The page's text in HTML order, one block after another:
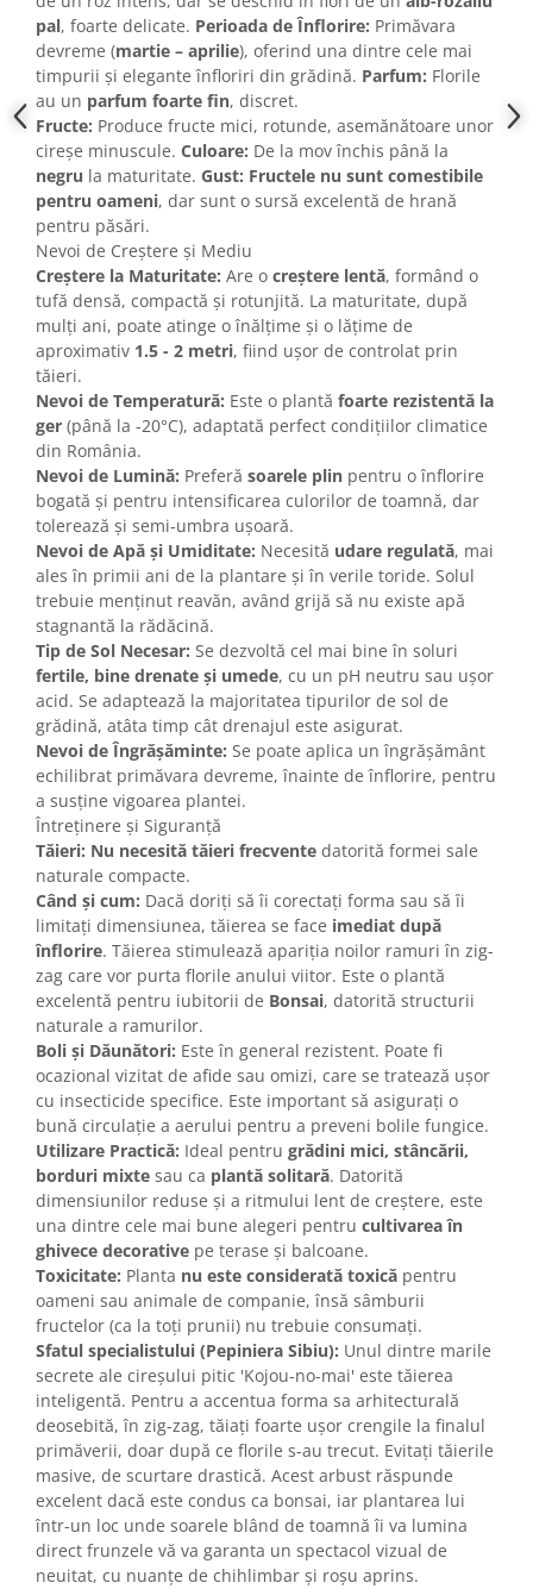
pal, foarte delicate. Perioada de Înflorire: Primăvara
devreme (martie – aprilie), oferind una dintre cele mai
timpurii și elegante înfloriri din grădină. Parfum: Florile
au un parfum foarte fin, discret.
Fructe: Produce fructe mici, rotunde, asemănătoare unor
cireșe minuscule. Culoare: De la mov închis până la
negru la maturitate. Gust: Fructele nu sunt comestibile
pentru oameni, dar sunt o sursă excelentă de hrană
pentru păsări.
Nevoi de Creștere și Mediu
Creștere la Maturitate: Are o creștere lentă, formând o
tufă densă, compactă și rotunjită. La maturitate, după
mulți ani, poate atinge o înălțime și o lățime de
aproximativ 1.5 - 2 metri, fiind ușor de controlat prin
tăieri.
Nevoi de Temperatură: Este o plantă foarte rezistentă la
ger (până la -20°C), adaptată perfect condițiilor climatice
din România.
Nevoi de Lumină: Preferă soarele plin pentru o înflorire
bogată și pentru intensificarea culorilor de toamnă, dar
tolerează și semi-umbra ușoară.
Nevoi de Apă și Umiditate: Necesită udare regulată, mai
ales în primii ani de la plantare și în verile toride. Solul
trebuie menținut reavăn, având grijă să nu existe apă
stagnantă la rădăcină.
Tip de Sol Necesar: Se dezvoltă cel mai bine în soluri
fertile, bine drenate și umede, cu un pH neutru sau ușor
acid. Se adaptează la majoritatea tipurilor de sol de
grădină, atâta timp cât drenajul este asigurat.
Nevoi de Îngrășăminte: Se poate aplica un îngrășământ
echilibrat primăvara devreme, înainte de înflorire, pentru
a susține vigoarea plantei.
Întreținere și Siguranță
Tăieri: Nu necesită tăieri frecvente datorită formei sale
naturale compacte.
Când și cum: Dacă doriți să îi corectați forma sau să îi
limitați dimensiunea, tăierea se face imediat după
înflorire. Tăierea stimulează apariția noilor ramuri în zig-
zag care vor purta florile anului viitor. Este o plantă
excelentă pentru iubitorii de Bonsai, datorită structurii
naturale a ramurilor.
Boli și Dăunători: Este în general rezistent. Poate fi
ocazional vizitat de afide sau omizi, care se tratează ușor
cu insecticide specifice. Este important să asigurați o
bună circulație a aerului pentru a preveni bolile fungice.
Utilizare Practică: Ideal pentru grădini mici, stâncării,
borduri mixte sau ca plantă solitară. Datorită
dimensiunilor reduse și a ritmului lent de creștere, este
una dintre cele mai bune alegeri pentru cultivarea în
ghivece decorative pe terase și balcoane.
Toxicitate: Planta nu este considerată toxică pentru
oameni sau animale de companie, însă sâmburii
fructelor (ca la toți prunii) nu trebuie consumați.
Sfatul specialistului (Pepiniera Sibiu): Unul dintre marile
secrete ale cireșului pitic 'Kojou-no-mai' este tăierea
inteligentă. Pentru a accentua forma sa arhitecturală
deosebită, în zig-zag, tăiați foarte ușor crengile la finalul
primăverii, doar după ce florile s-au trecut. Evitați tăierile
masive, de scurtare drastică. Acest arbust răspunde
excelent dacă este condus ca bonsai, iar plantarea lui
într-un loc unde soarele blând de toamnă îi va lumina
direct frunzele vă va garanta un spectacol vizual de
neuitat, cu nuanțe de chihlimbar și roșu aprins.